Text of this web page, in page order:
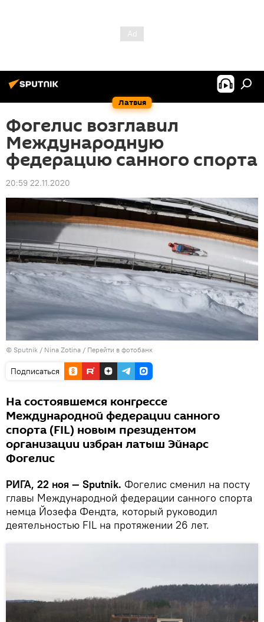
Латвия
Фогелис возглавил
Международную
федерацию санного спорта
20:59 22.11.2020
© Sputnik / Nina Zotina / Перейти в фотобанк
Подписаться
На состоявшемся конгрессе
Международной федерации санного
спорта (FIL) новым президентом
организации избран латыш Эйнарс
Фогелис
РИГА, 22 ноя — Sputnik. Фогелис сменил на посту
главы Международной федерации санного спорта
немца Йозефа Фендта, который руководил
деятельностью FIL на протяжении 26 лет.